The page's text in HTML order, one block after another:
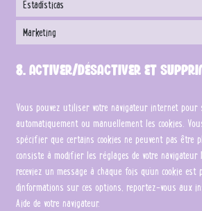
Estadísticas
Marketing
8. Activer/désactiver et
Vous pouvez utiliser votre navigateur internet
automatiquement ou manuellement les cookies.
spécifier que certains cookies ne peuvent pas être
consiste à modifier les réglages de votre
receviez un message à chaque fois qu’un cookie est
d’informations sur ces options, reportez-vous aux
Aide de votre navigateur.